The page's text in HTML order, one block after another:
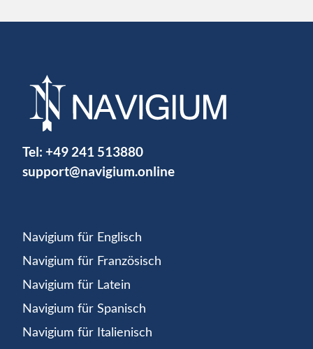
Tel: +49 241 513880
support@navigium.online
Navigium für Englisch
Navigium für Französisch
Navigium für Latein
Navigium für Spanisch
Navigium für Italienisch